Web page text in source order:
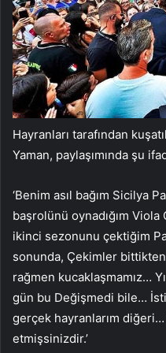
Hayranları tarafından
Yaman, paylaşımında şu
‘Benim asıl bağım Sicilya
başrolünü oynadığım
ikinci sezonunu çektiğim
sonunda, Çekimler
rağmen kucaklaşmamız…
gün bu Değişmedi bile…
gerçek hayranlarım diğeri…
etmişsinizdir.’